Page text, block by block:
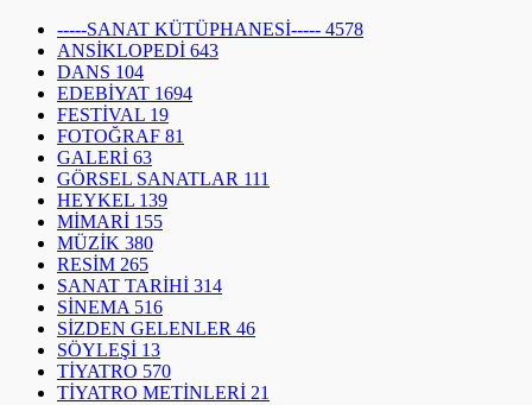
-----SANAT KÜTÜPHANESİ----- 4578
ANSİKLOPEDİ 643
DANS 104
EDEBİYAT 1694
FESTİVAL 19
FOTOĞRAF 81
GALERİ 63
GÖRSEL SANATLAR 111
HEYKEL 139
MİMARİ 155
MÜZİK 380
RESİM 265
SANAT TARİHİ 314
SİNEMA 516
SİZDEN GELENLER 46
SÖYLEŞİ 13
TİYATRO 570
TİYATRO METİNLERİ 21